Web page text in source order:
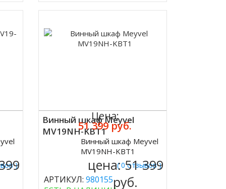
)
Винный шкаф Meyvel
MV19NH-KBT1
( 0 отзывов )
АРТИКУЛ: 980155
Цена:
51 399 руб.
Винный шкаф Meyvel
MV19NH-KBT1
цена:51 399
руб.